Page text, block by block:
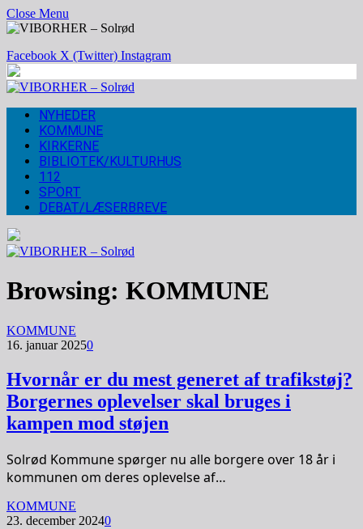
Close Menu
Facebook X (Twitter) Instagram
NYHEDER
KOMMUNE
KIRKERNE
BIBLIOTEK/KULTURHUS
112
SPORT
DEBAT/LÆSERBREVE
Browsing: KOMMUNE
KOMMUNE
16. januar 20250
Hvornår er du mest generet af trafikstøj?
Borgernes oplevelser skal bruges i
kampen mod støjen
Solrød Kommune spørger nu alle borgere over 18 år i
kommunen om deres oplevelse af…
KOMMUNE
23. december 20240